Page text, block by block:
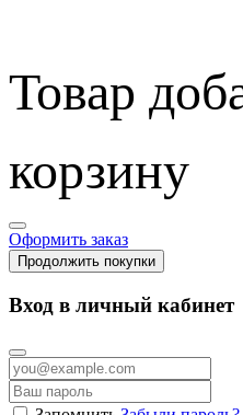
Товар
корзину
Оформить заказ
Продолжить покупки
Вход в личный кабинет